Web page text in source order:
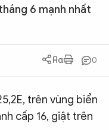
6 mạnh nhất
0
trên vùng biển
cấp 16, giật trên